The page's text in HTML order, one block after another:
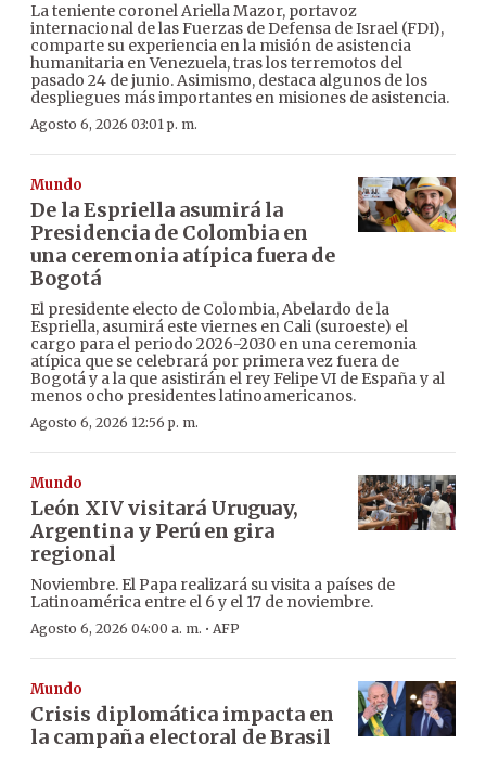
La teniente coronel Ariella Mazor, portavoz
internacional de las Fuerzas de Defensa de Israel (FDI),
comparte su experiencia en la misión de asistencia
humanitaria en Venezuela, tras los terremotos del
pasado 24 de junio. Asimismo, destaca algunos de los
despliegues más importantes en misiones de asistencia.
Agosto 6, 2026 03:01 p. m.
Mundo
De la Espriella asumirá la
Presidencia de Colombia en
una ceremonia atípica fuera de
Bogotá
El presidente electo de Colombia, Abelardo de la
Espriella, asumirá este viernes en Cali (suroeste) el
cargo para el periodo 2026-2030 en una ceremonia
atípica que se celebrará por primera vez fuera de
Bogotá y a la que asistirán el rey Felipe VI de España y al
menos ocho presidentes latinoamericanos.
Agosto 6, 2026 12:56 p. m.
Mundo
León XIV visitará Uruguay,
Argentina y Perú en gira
regional
Noviembre. El Papa realizará su visita a países de
Latinoamérica entre el 6 y el 17 de noviembre.
Agosto 6, 2026 04:00 a. m. · AFP
Mundo
Crisis diplomática impacta en
la campaña electoral de Brasil